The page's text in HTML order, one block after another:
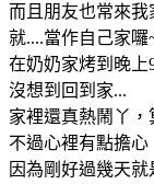
而且朋友也常來我
就....當作自己家囉
在奶奶家烤到晚上
沒想到回到家...
家裡還真熱鬧丫，
不過心裡有點擔心
因為剛好過幾天就